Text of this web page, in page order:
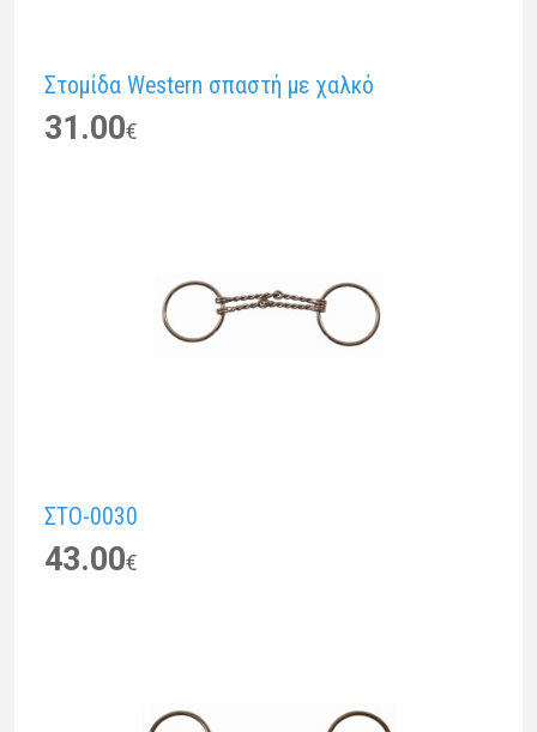
Στομίδα Western σπαστή με χαλκό
31.00€
ΣTO-0030
43.00€